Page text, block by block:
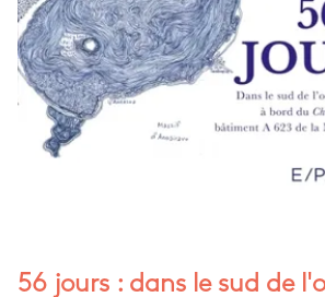
56 jours : dans le sud de